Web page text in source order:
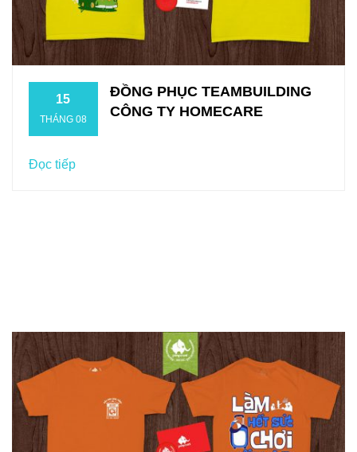
15
THÁNG 08
ĐỒNG PHỤC TEAMBUILDING
CÔNG TY HOMECARE
Đọc tiếp